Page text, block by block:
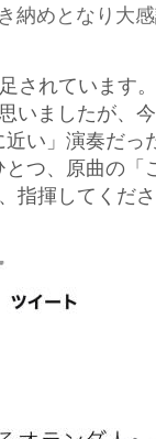
納めとなり大
されています
いましたが、
い」演奏だっ
つ、原曲の「
指揮してくだ